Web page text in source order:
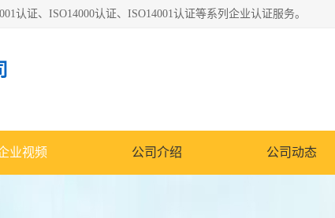
认证、ISO14000认证、ISO14001认证等系列企业认证服务。
业视频 公司介绍 公司动态